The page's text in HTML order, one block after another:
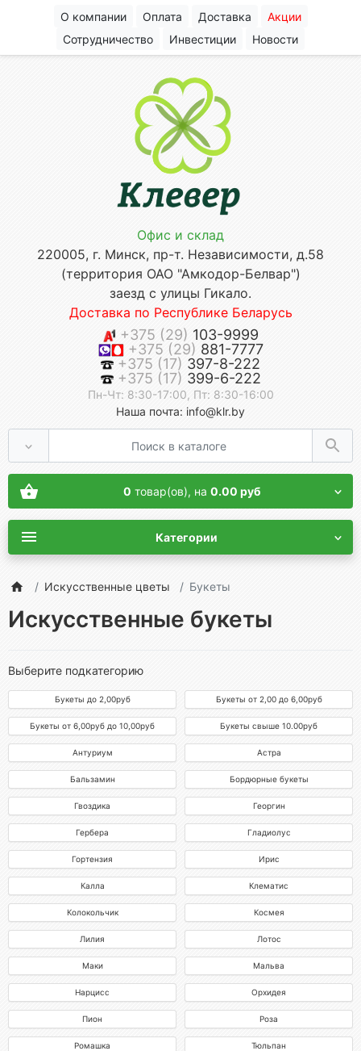
О компании Оплата Доставка
Акции
Сотрудничество
Инвестиции Новости
Офис и склад
220005, г. Минск, пр-т. Независимости, д.58
(территория ОАО "Амкодор-Белвар")
заезд с улицы Гикало.
Доставка по Республике Беларусь
+375 (29) 103-9999
+375 (29) 881-7777
+375 (17) 397-8-222
+375 (17) 399-6-222
Пн-Чт: 8:30-17:00, Пт: 8:30-16:00
Наша почта: info@klr.by
0 товар(ов), на 0.00 руб
Категории
Искусственные цветы Букеты
Искусственные букеты
Выберите подкатегорию
Букеты до 2,00руб Букеты от 2,00 до 6,00руб
Букеты от 6,00руб до 10,00руб Букеты свыше 10.00руб
Антуриум Астра
Бальзамин Бордюрные букеты
Гвоздика Георгин
Гербера Гладиолус
Гортензия Ирис
Калла Клематис
Колокольчик Космея
Лилия Лотос
Маки Мальва
Нарцисс Орхидея
Пион Роза
Ромашка Тюльпан